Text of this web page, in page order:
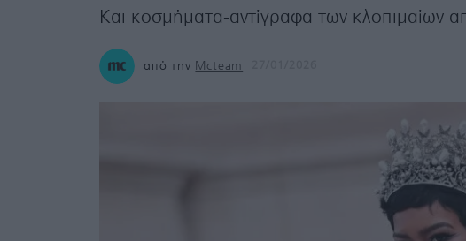
Και κοσμήματα-αντίγραφα των κλοπιμαίων
από την Mcteam